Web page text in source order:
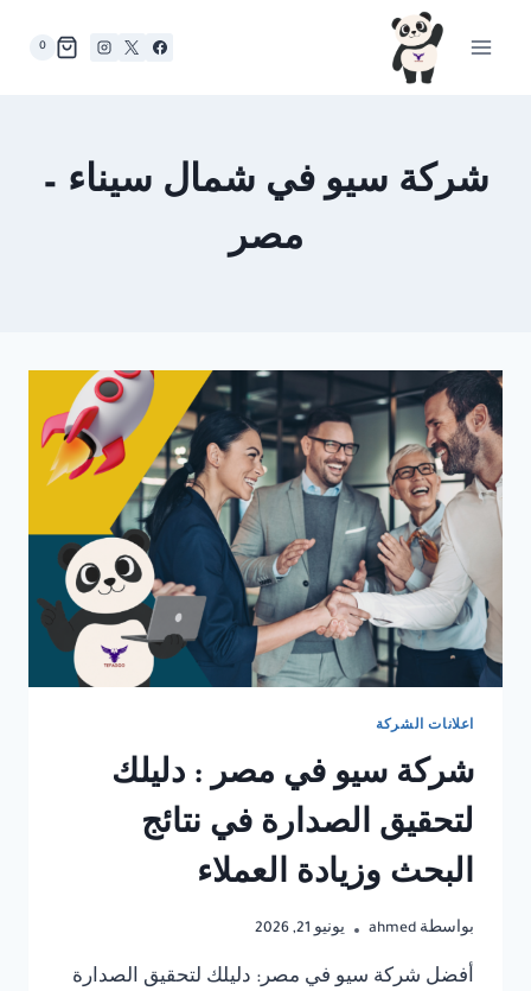
0
شركة سيو في شمال سيناء –
مصر
اعلانات الشركة
شركة سيو في مصر : دليلك
لتحقيق الصدارة في نتائج
البحث وزيادة العملاء
بواسطة ahmed يونيو 21, 2026
أفضل شركة سيو في مصر: دليلك لتحقيق الصدارة